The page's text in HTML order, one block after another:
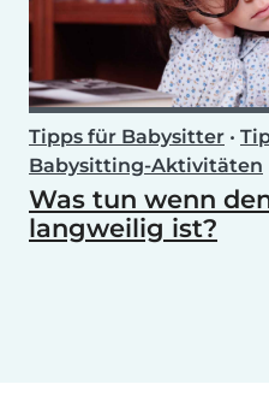
Tipps für Babysitter •
Babysitting-Aktivitäten
Was tun wenn
langweilig ist?